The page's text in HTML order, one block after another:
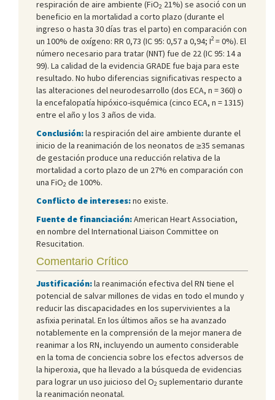
respiración de aire ambiente (FiO2 21%) se asoció con un
beneficio en la mortalidad a corto plazo (durante el
ingreso o hasta 30 días tras el parto) en comparación con
un 100% de oxígeno: RR 0,73 (IC 95: 0,57 a 0,94; I2= 0%). El
número necesario para tratar (NNT) fue de 22 (IC 95: 14 a
99). La calidad de la evidencia GRADE fue baja para este
resultado. No hubo diferencias significativas respecto a
las alteraciones del neurodesarrollo (dos ECA, n = 360) o
la encefalopatía hipóxico-isquémica (cinco ECA, n = 1315)
entre el año y los 3 años de vida.
Conclusión:la respiración del aire ambiente durante el
inicio de la reanimación de los neonatos de ≥35 semanas
de gestación produce una reducción relativa de la
mortalidad a corto plazo de un 27% en comparación con
una FiO2 de 100%.
Conflicto de intereses:no existe.
Fuente de financiación:American Heart Association,
en nombre del International Liaison Committee on
Resucitation.
Comentario Crítico
Justificación:la reanimación efectiva del RN tiene el
potencial de salvar millones de vidas en todo el mundo y
reducir las discapacidades en los supervivientes a la
asfixia perinatal. En los últimos años se ha avanzado
notablemente en la comprensión de la mejor manera de
reanimar a los RN, incluyendo un aumento considerable
en la toma de conciencia sobre los efectos adversos de
la hiperoxia, que ha llevado a la búsqueda de evidencias
para lograr un uso juicioso del O2 suplementario durante
la reanimación neonatal.